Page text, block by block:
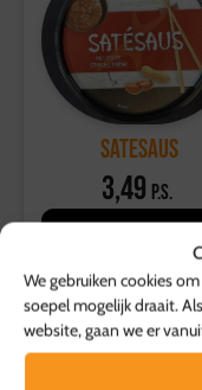
We gebruiken cookies
soepel mogelijk draait.
website, gaan we er
Herroepingsrecht
Voor overige
dagen, waarbij
Voor meer
klantenservicepagina
satesaus
3,49 p.s.